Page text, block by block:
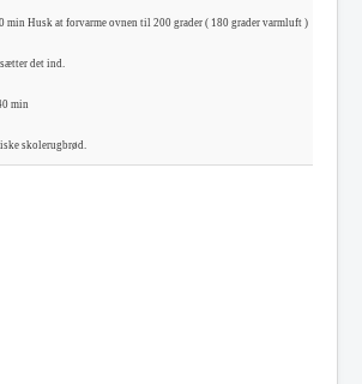
min Husk at forvarme ovnen til 200 grader ( 180 grader varmluft )
det ind.
min
skolerugbrød.